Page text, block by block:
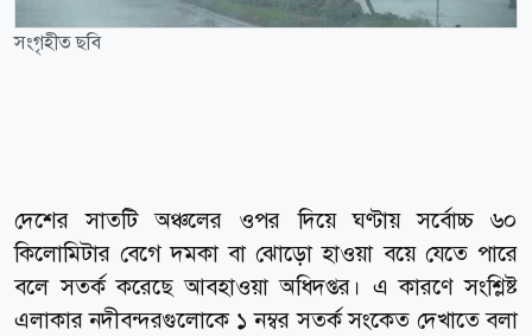
সংগৃহীত ছবি
দেশের সাতটি অঞ্চলের ওপর দিয়ে ঘণ্টায় সর্বোচ্চ ৬০
কিলোমিটার বেগে দমকা বা ঝোড়ো হাওয়া বয়ে যেতে পারে
বলে সতর্ক করেছে আবহাওয়া অধিদপ্তর। এ কারণে সংশ্লিষ্ট
এলাকার নদীবন্দরগুলোকে ১ নম্বর সতর্ক সংকেত দেখাতে বলা